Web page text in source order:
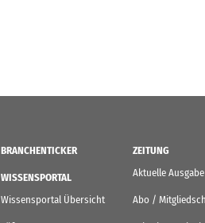
BRANCHENTICKER
WISSENSPORTAL
Wissensportal Übersicht
ZEITUNG
Aktuelle Ausgabe
Abo /